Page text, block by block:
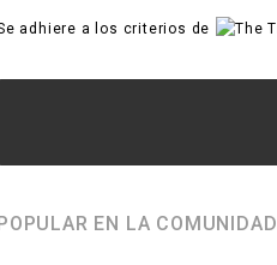
adhiere a los criterios de
POPULAR EN LA COMUNIDAD